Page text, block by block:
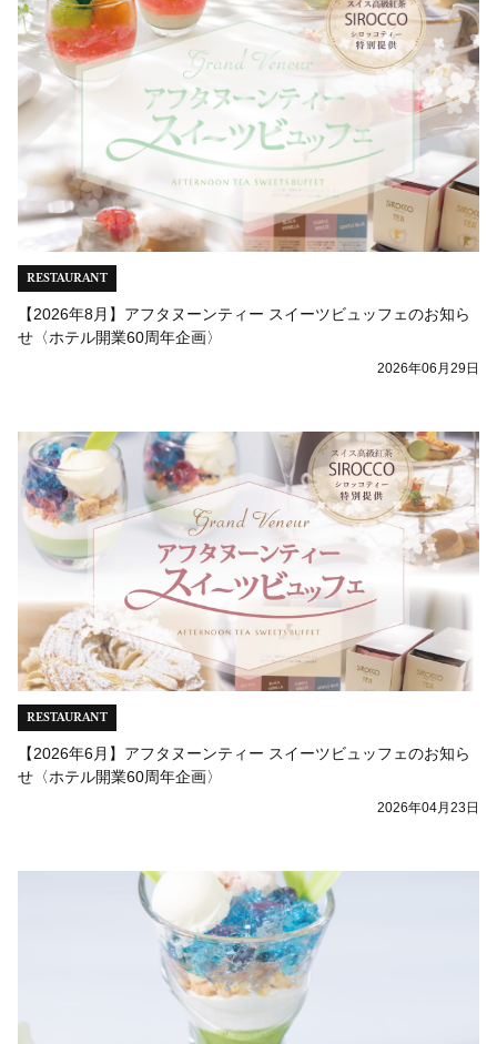
RESTAURANT
【2026年8月】アフタヌーンティー スイーツビュッフェのお知ら
せ〈ホテル開業60周年企画〉
2026年06月29日
RESTAURANT
【2026年6月】アフタヌーンティー スイーツビュッフェのお知ら
せ〈ホテル開業60周年企画〉
2026年04月23日